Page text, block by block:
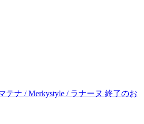
テナ / Merkystyle / ラナーヌ 終了のお